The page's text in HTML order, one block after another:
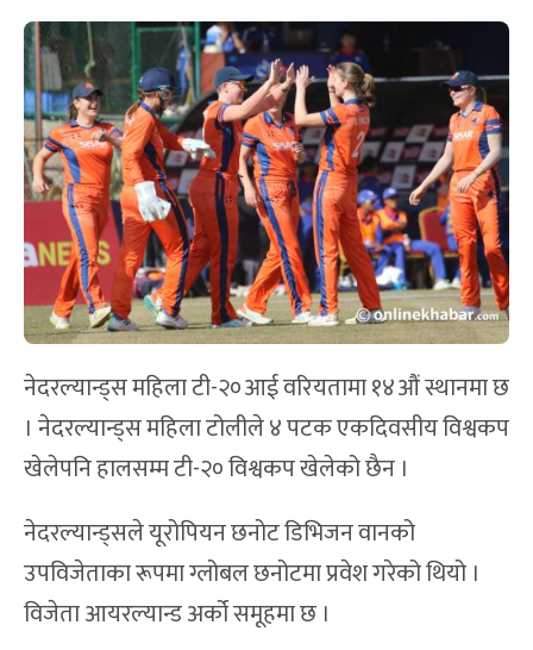
नेदरल्यान्ड्स महिला टी-२०आई वरियतामा १४औं स्थानमा छ
। नेदरल्यान्ड्स महिला टोलीले ४ पटक एकदिवसीय विश्वकप
खेलेपनि हालसम्म टी-२० विश्वकप खेलेको छैन ।
नेदरल्यान्ड्सले यूरोपियन छनोट डिभिजन वानको
उपविजेताका रूपमा ग्लोबल छनोटमा प्रवेश गरेको थियो ।
विजेता आयरल्यान्ड अर्को समूहमा छ ।